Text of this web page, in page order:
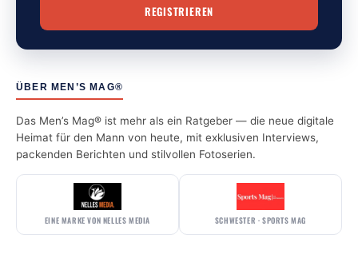
ÜBER MEN’S MAG®
Das Men’s Mag® ist mehr als ein Ratgeber — die neue digitale
Heimat für den Mann von heute, mit exklusiven Interviews,
packenden Berichten und stilvollen Fotoserien.
EINE MARKE VON NELLES MEDIA SCHWESTER · SPORTS MAG